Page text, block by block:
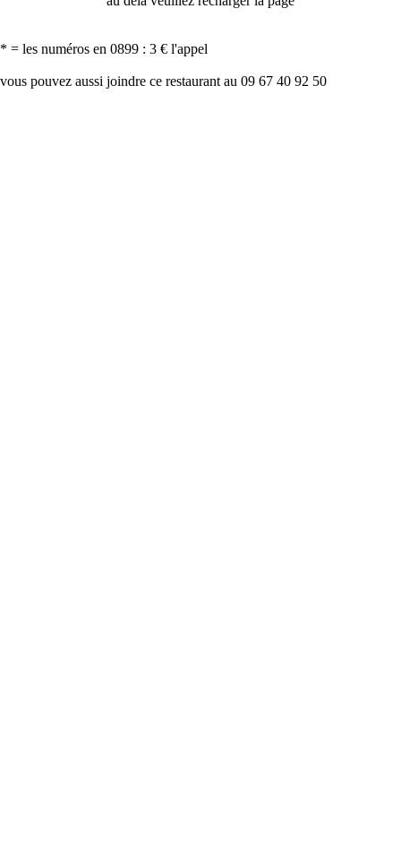
* = les numéros en 0899 : 3 € l'appel
vous pouvez aussi joindre ce restaurant au 09 67 40 92 50